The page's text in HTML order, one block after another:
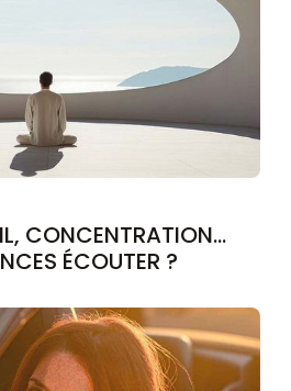
CONCENTRATION…
ÉCOUTER ?